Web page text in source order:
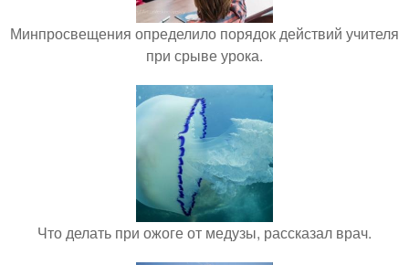
Минпросвещения определило порядок действий учителя
при срыве урока.
Что делать при ожоге от медузы, рассказал врач.